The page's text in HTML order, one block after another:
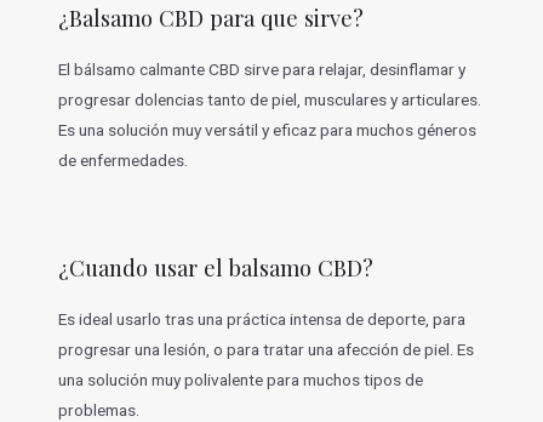
i
o
e
s
¿Balsamo CBD para que sirve?
El bálsamo calmante CBD sirve para relajar, desinflamar y
progresar dolencias tanto de piel, musculares y articulares.
Es una solución muy versátil y eficaz para muchos géneros
de enfermedades.
¿Cuando usar el balsamo CBD?
Es ideal usarlo tras una práctica intensa de deporte, para
progresar una lesión, o para tratar una afección de piel. Es
una solución muy polivalente para muchos tipos de
problemas.